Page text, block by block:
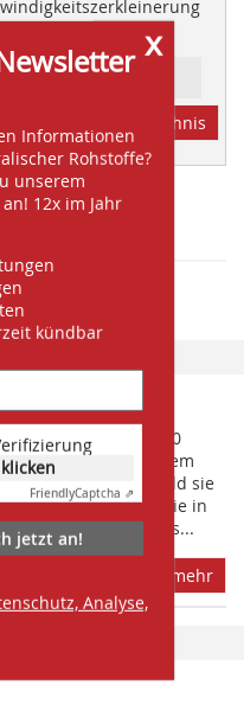
FOCUS INDUSTRY
Inhaltsverzeichnis
x
Informationen
Rohstoffe?
unserem
12x im Jahr
kündbar
FriendlyCaptcha ⇗
jetzt an!
Analyse,
Artikel:
Hakenlast
Machino S5000
oder auf einem
werden. Sobald sie
wurde, ist sie in
Minuten mit Hilfe des...
mehr